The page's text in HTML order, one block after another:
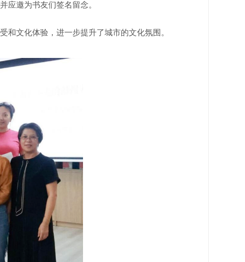
应邀为书友们签名留念。
文化体验，进一步提升了城市的文化氛围。